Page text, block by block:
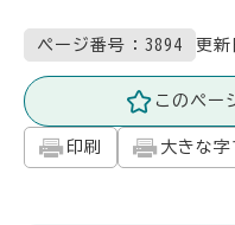
ページ番号：3894 更新
このペー
印刷 大きな字